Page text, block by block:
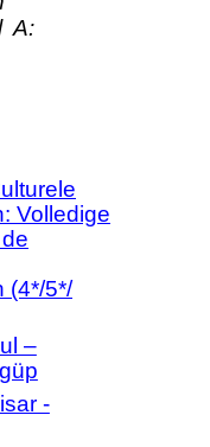
A:
Volledige
(4*/5*/
–
-